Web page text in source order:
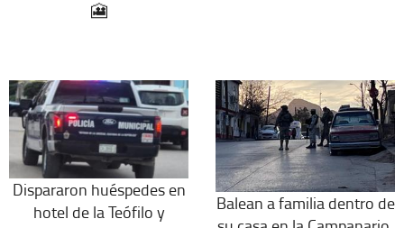
🎦
Dispararon huéspedes en
hotel de la Teófilo y
Balean a familia dentro de